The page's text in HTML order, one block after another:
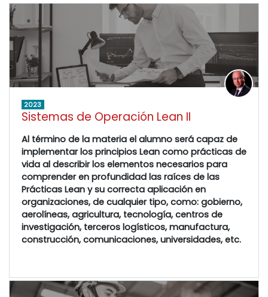
2023
Sistemas de Operación Lean II
Al término de la materia el alumno será capaz de
implementar los principios Lean como prácticas de
vida al describir los elementos necesarios para
comprender en profundidad las raíces de las
Prácticas Lean y su correcta aplicación en
organizaciones, de cualquier tipo, como: gobierno,
aerolíneas, agricultura, tecnología, centros de
investigación, terceros logísticos, manufactura,
construcción, comunicaciones, universidades, etc.